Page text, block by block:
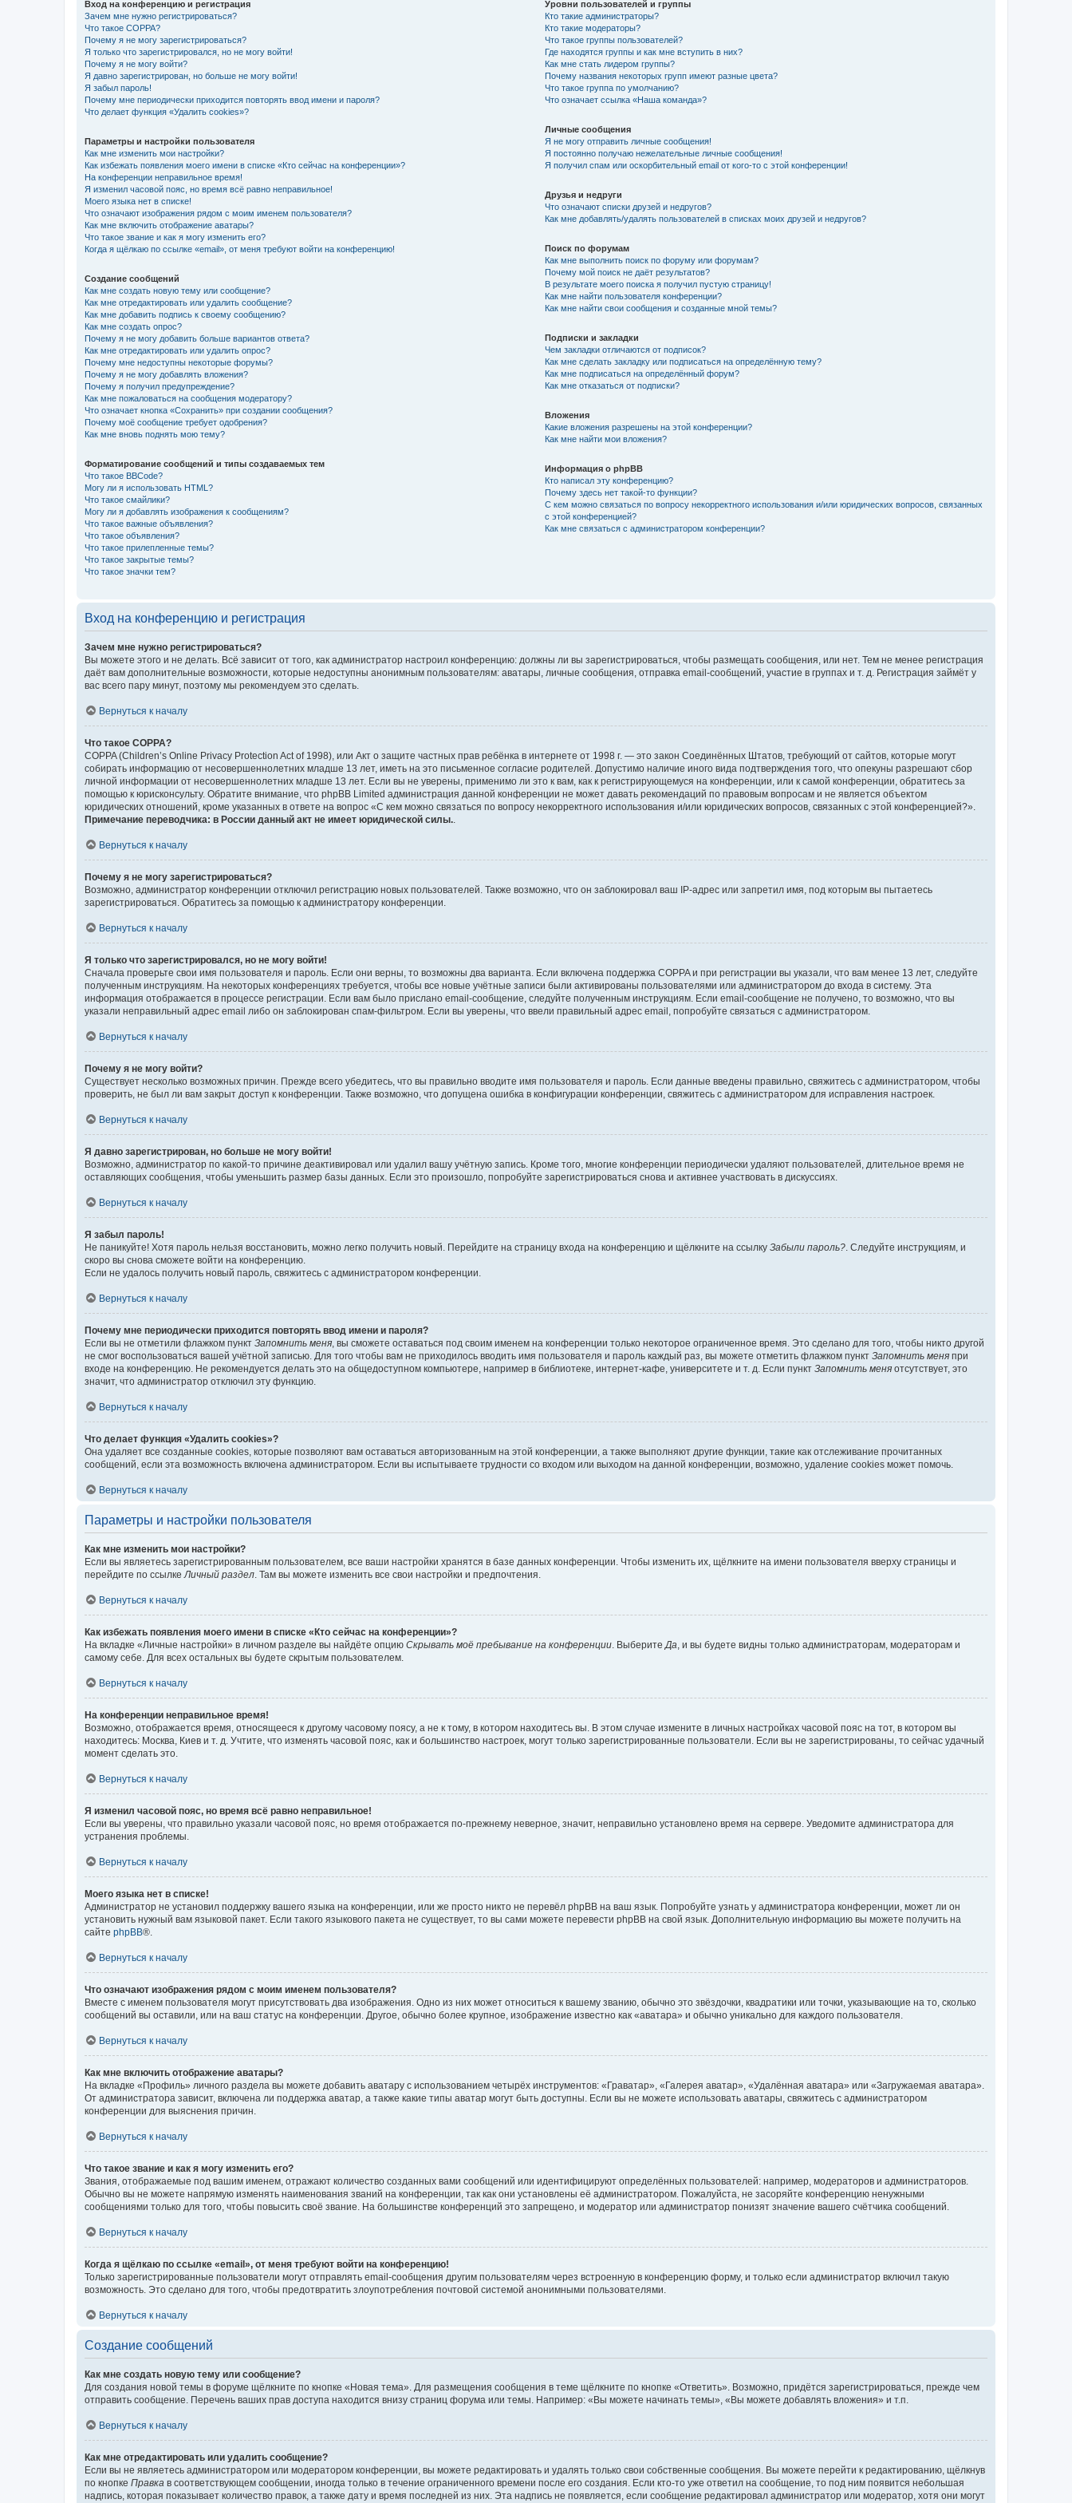
Вход на конференцию и регистрация
Зачем мне нужно регистрироваться?
Что такое COPPA?
Почему я не могу зарегистрироваться?
Я только что зарегистрировался, но не могу войти!
Почему я не могу войти?
Я давно зарегистрирован, но больше не могу войти!
Я забыл пароль!
Почему мне периодически приходится повторять ввод имени и пароля?
Что делает функция «Удалить cookies»?
Параметры и настройки пользователя
Как мне изменить мои настройки?
Как избежать появления моего имени в списке «Кто сейчас на конференции»?
На конференции неправильное время!
Я изменил часовой пояс, но время всё равно неправильное!
Моего языка нет в списке!
Что означают изображения рядом с моим именем пользователя?
Как мне включить отображение аватары?
Что такое звание и как я могу изменить его?
Когда я щёлкаю по ссылке «email», от меня требуют войти на конференцию!
Создание сообщений
Как мне создать новую тему или сообщение?
Как мне отредактировать или удалить сообщение?
Как мне добавить подпись к своему сообщению?
Как мне создать опрос?
Почему я не могу добавить больше вариантов ответа?
Как мне отредактировать или удалить опрос?
Почему мне недоступны некоторые форумы?
Почему я не могу добавлять вложения?
Почему я получил предупреждение?
Как мне пожаловаться на сообщения модератору?
Что означает кнопка «Сохранить» при создании сообщения?
Почему моё сообщение требует одобрения?
Как мне вновь поднять мою тему?
Форматирование сообщений и типы создаваемых тем
Что такое BBCode?
Могу ли я использовать HTML?
Что такое смайлики?
Могу ли я добавлять изображения к сообщениям?
Что такое важные объявления?
Что такое объявления?
Что такое прилепленные темы?
Что такое закрытые темы?
Что такое значки тем?
Уровни пользователей и группы
Кто такие администраторы?
Кто такие модераторы?
Что такое группы пользователей?
Где находятся группы и как мне вступить в них?
Как мне стать лидером группы?
Почему названия некоторых групп имеют разные цвета?
Что такое группа по умолчанию?
Что означает ссылка «Наша команда»?
Личные сообщения
Я не могу отправить личные сообщения!
Я постоянно получаю нежелательные личные сообщения!
Я получил спам или оскорбительный email от кого-то с этой конференции!
Друзья и недруги
Что означают списки друзей и недругов?
Как мне добавлять/удалять пользователей в списках моих друзей и недругов?
Поиск по форумам
Как мне выполнить поиск по форуму или форумам?
Почему мой поиск не даёт результатов?
В результате моего поиска я получил пустую страницу!
Как мне найти пользователя конференции?
Как мне найти свои сообщения и созданные мной темы?
Подписки и закладки
Чем закладки отличаются от подписок?
Как мне сделать закладку или подписаться на определённую тему?
Как мне подписаться на определённый форум?
Как мне отказаться от подписки?
Вложения
Какие вложения разрешены на этой конференции?
Как мне найти мои вложения?
Информация о phpBB
Кто написал эту конференцию?
Почему здесь нет такой-то функции?
С кем можно связаться по вопросу некорректного использования и/или юридических вопросов, связанных
с этой конференцией?
Как мне связаться с администратором конференции?
Вход на конференцию и регистрация
Зачем мне нужно регистрироваться?
Вы можете этого и не делать. Всё зависит от того, как администратор настроил конференцию: должны ли вы зарегистрироваться, чтобы размещать сообщения, или нет. Тем не менее регистрация
даёт вам дополнительные возможности, которые недоступны анонимным пользователям: аватары, личные сообщения, отправка email-сообщений, участие в группах и т. д. Регистрация займёт у
вас всего пару минут, поэтому мы рекомендуем это сделать.
Вернуться к началу
Что такое COPPA?
COPPA (Children’s Online Privacy Protection Act of 1998), или Акт о защите частных прав ребёнка в интернете от 1998 г. — это закон Соединённых Штатов, требующий от сайтов, которые могут
собирать информацию от несовершеннолетних младше 13 лет, иметь на это письменное согласие родителей. Допустимо наличие иного вида подтверждения того, что опекуны разрешают сбор
личной информации от несовершеннолетних младше 13 лет. Если вы не уверены, применимо ли это к вам, как к регистрирующемуся на конференции, или к самой конференции, обратитесь за
помощью к юрисконсульту. Обратите внимание, что phpBB Limited администрация данной конференции не может давать рекомендаций по правовым вопросам и не является объектом
юридических отношений, кроме указанных в ответе на вопрос «С кем можно связаться по вопросу некорректного использования и/или юридических вопросов, связанных с этой конференцией?».
Примечание переводчика: в России данный акт не имеет юридической силы..
Вернуться к началу
Почему я не могу зарегистрироваться?
Возможно, администратор конференции отключил регистрацию новых пользователей. Также возможно, что он заблокировал ваш IP-адрес или запретил имя, под которым вы пытаетесь
зарегистрироваться. Обратитесь за помощью к администратору конференции.
Вернуться к началу
Я только что зарегистрировался, но не могу войти!
Сначала проверьте свои имя пользователя и пароль. Если они верны, то возможны два варианта. Если включена поддержка COPPA и при регистрации вы указали, что вам менее 13 лет, следуйте
полученным инструкциям. На некоторых конференциях требуется, чтобы все новые учётные записи были активированы пользователями или администратором до входа в систему. Эта
информация отображается в процессе регистрации. Если вам было прислано email-сообщение, следуйте полученным инструкциям. Если email-сообщение не получено, то возможно, что вы
указали неправильный адрес email либо он заблокирован спам-фильтром. Если вы уверены, что ввели правильный адрес email, попробуйте связаться с администратором.
Вернуться к началу
Почему я не могу войти?
Существует несколько возможных причин. Прежде всего убедитесь, что вы правильно вводите имя пользователя и пароль. Если данные введены правильно, свяжитесь с администратором, чтобы
проверить, не был ли вам закрыт доступ к конференции. Также возможно, что допущена ошибка в конфигурации конференции, свяжитесь с администратором для исправления настроек.
Вернуться к началу
Я давно зарегистрирован, но больше не могу войти!
Возможно, администратор по какой-то причине деактивировал или удалил вашу учётную запись. Кроме того, многие конференции периодически удаляют пользователей, длительное время не
оставляющих сообщения, чтобы уменьшить размер базы данных. Если это произошло, попробуйте зарегистрироваться снова и активнее участвовать в дискуссиях.
Вернуться к началу
Я забыл пароль!
Не паникуйте! Хотя пароль нельзя восстановить, можно легко получить новый. Перейдите на страницу входа на конференцию и щёлкните на ссылку Забыли пароль?. Следуйте инструкциям, и
скоро вы снова сможете войти на конференцию.
Если не удалось получить новый пароль, свяжитесь с администратором конференции.
Вернуться к началу
Почему мне периодически приходится повторять ввод имени и пароля?
Если вы не отметили флажком пункт Запомнить меня, вы сможете оставаться под своим именем на конференции только некоторое ограниченное время. Это сделано для того, чтобы никто другой
не смог воспользоваться вашей учётной записью. Для того чтобы вам не приходилось вводить имя пользователя и пароль каждый раз, вы можете отметить флажком пункт Запомнить меня при
входе на конференцию. Не рекомендуется делать это на общедоступном компьютере, например в библиотеке, интернет-кафе, университете и т. д. Если пункт Запомнить меня отсутствует, это
значит, что администратор отключил эту функцию.
Вернуться к началу
Что делает функция «Удалить cookies»?
Она удаляет все созданные cookies, которые позволяют вам оставаться авторизованным на этой конференции, а также выполняют другие функции, такие как отслеживание прочитанных
сообщений, если эта возможность включена администратором. Если вы испытываете трудности со входом или выходом на данной конференции, возможно, удаление cookies может помочь.
Вернуться к началу
Параметры и настройки пользователя
Как мне изменить мои настройки?
Если вы являетесь зарегистрированным пользователем, все ваши настройки хранятся в базе данных конференции. Чтобы изменить их, щёлкните на имени пользователя вверху страницы и
перейдите по ссылкеЛичный раздел. Там вы можете изменить все свои настройки и предпочтения.
Вернуться к началу
Как избежать появления моего имени в списке «Кто сейчас на конференции»?
На вкладке «Личные настройки» в личном разделе вы найдёте опцию Скрывать моё пребывание на конференции. ВыберитеДа, и вы будете видны только администраторам, модераторам и
самому себе. Для всех остальных вы будете скрытым пользователем.
Вернуться к началу
На конференции неправильное время!
Возможно, отображается время, относящееся к другому часовому поясу, а не к тому, в котором находитесь вы. В этом случае измените в личных настройках часовой пояс на тот, в котором вы
находитесь: Москва, Киев и т. д. Учтите, что изменять часовой пояс, как и большинство настроек, могут только зарегистрированные пользователи. Если вы не зарегистрированы, то сейчас удачный
момент сделать это.
Вернуться к началу
Я изменил часовой пояс, но время всё равно неправильное!
Если вы уверены, что правильно указали часовой пояс, но время отображается по-прежнему неверное, значит, неправильно установлено время на сервере. Уведомите администратора для
устранения проблемы.
Вернуться к началу
Моего языка нет в списке!
Администратор не установил поддержку вашего языка на конференции, или же просто никто не перевёл phpBB на ваш язык. Попробуйте узнать у администратора конференции, может ли он
установить нужный вам языковой пакет. Если такого языкового пакета не существует, то вы сами можете перевести phpBB на свой язык. Дополнительную информацию вы можете получить на
сайте phpBB®.
Вернуться к началу
Что означают изображения рядом с моим именем пользователя?
Вместе с именем пользователя могут присутствовать два изображения. Одно из них может относиться к вашему званию, обычно это звёздочки, квадратики или точки, указывающие на то, сколько
сообщений вы оставили, или на ваш статус на конференции. Другое, обычно более крупное, изображение известно как «аватара» и обычно уникально для каждого пользователя.
Вернуться к началу
Как мне включить отображение аватары?
На вкладке «Профиль» личного раздела вы можете добавить аватару с использованием четырёх инструментов: «Граватар», «Галерея аватар», «Удалённая аватара» или «Загружаемая аватара».
От администратора зависит, включена ли поддержка аватар, а также какие типы аватар могут быть доступны. Если вы не можете использовать аватары, свяжитесь с администратором
конференции для выяснения причин.
Вернуться к началу
Что такое звание и как я могу изменить его?
Звания, отображаемые под вашим именем, отражают количество созданных вами сообщений или идентифицируют определённых пользователей: например, модераторов и администраторов.
Обычно вы не можете напрямую изменять наименования званий на конференции, так как они установлены её администратором. Пожалуйста, не засоряйте конференцию ненужными
сообщениями только для того, чтобы повысить своё звание. На большинстве конференций это запрещено, и модератор или администратор понизят значение вашего счётчика сообщений.
Вернуться к началу
Когда я щёлкаю по ссылке «email», от меня требуют войти на конференцию!
Только зарегистрированные пользователи могут отправлять email-сообщения другим пользователям через встроенную в конференцию форму, и только если администратор включил такую
возможность. Это сделано для того, чтобы предотвратить злоупотребления почтовой системой анонимными пользователями.
Вернуться к началу
Создание сообщений
Как мне создать новую тему или сообщение?
Для создания новой темы в форуме щёлкните по кнопке «Новая тема». Для размещения сообщения в теме щёлкните по кнопке «Ответить». Возможно, придётся зарегистрироваться, прежде чем
отправить сообщение. Перечень ваших прав доступа находится внизу страниц форума или темы. Например: «Вы можете начинать темы», «Вы можете добавлять вложения» и т.п.
Вернуться к началу
Как мне отредактировать или удалить сообщение?
Если вы не являетесь администратором или модератором конференции, вы можете редактировать и удалять только свои собственные сообщения. Вы можете перейти к редактированию, щёлкнув
по кнопке Правка в соответствующем сообщении, иногда только в течение ограниченного времени после его создания. Если кто-то уже ответил на сообщение, то под ним появится небольшая
надпись, которая показывает количество правок, а также дату и время последней из них. Эта надпись не появляется, если сообщение редактировал администратор или модератор, хотя они могут